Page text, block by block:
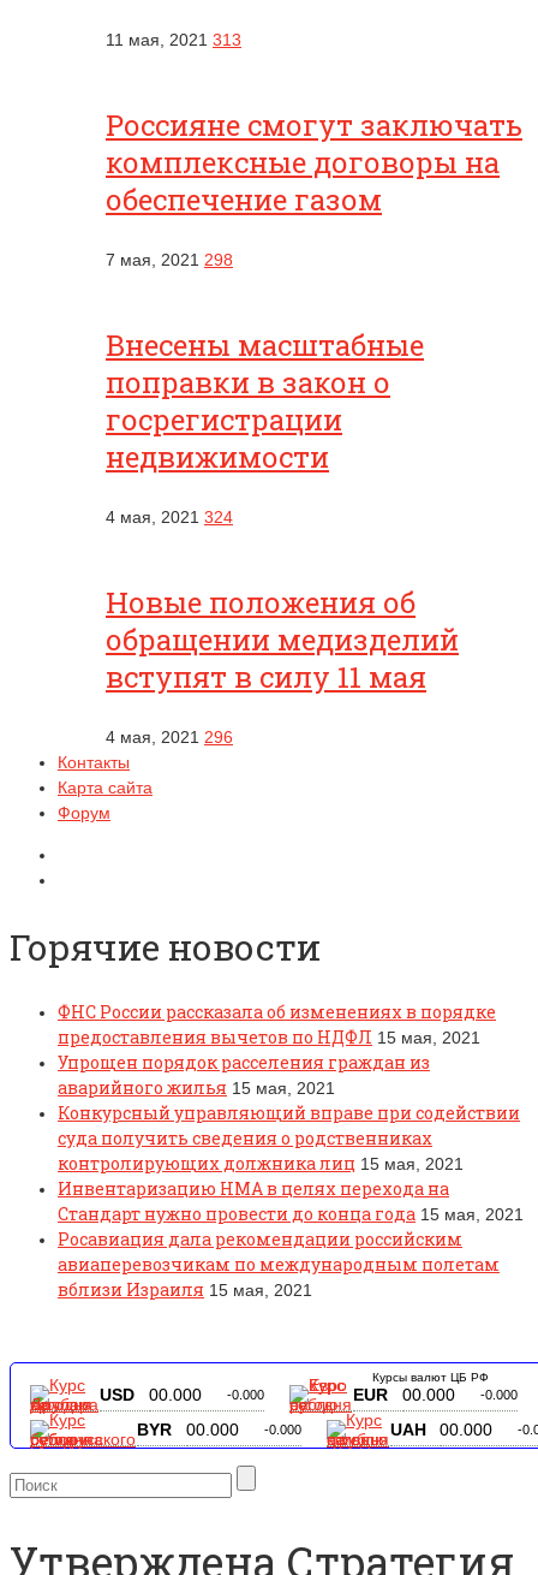
11 мая, 2021 313
Россияне смогут заключать
комплексные договоры на
обеспечение газом
7 мая, 2021 298
Внесены масштабные
поправки в закон о
госрегистрации
недвижимости
4 мая, 2021 324
Новые положения об
обращении медизделий
вступят в силу 11 мая
4 мая, 2021 296
Контакты
Карта сайта
Форум
Горячие новости
ФНС России рассказала об изменениях в порядке
предоставления вычетов по НДФЛ 15 мая, 2021
Упрощен порядок расселения граждан из
аварийного жилья 15 мая, 2021
Конкурсный управляющий вправе при содействии
суда получить сведения о родственниках
контролирующих должника лиц 15 мая, 2021
Инвентаризацию НМА в целях перехода на
Стандарт нужно провести до конца года 15 мая, 2021
Росавиация дала рекомендации российским
авиаперевозчикам по международным полетам
вблизи Израиля 15 мая, 2021
Курсы валют ЦБ РФ
USD 00.000 -0.000 EUR 00.000 -0.000
BYR 00.000 -0.000 UAH 00.000 -
Утверждена Стратегия